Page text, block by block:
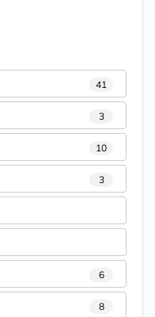
41
3
10
3
6
8